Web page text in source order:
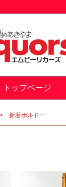
トップページ
新着ボルドー